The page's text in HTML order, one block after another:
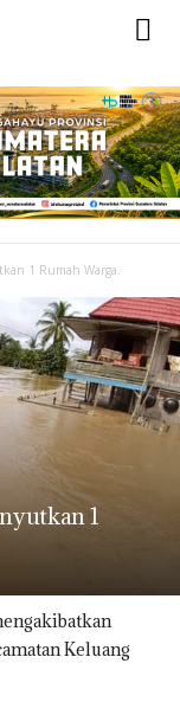
1 Rumah Warga.
1
Keluang